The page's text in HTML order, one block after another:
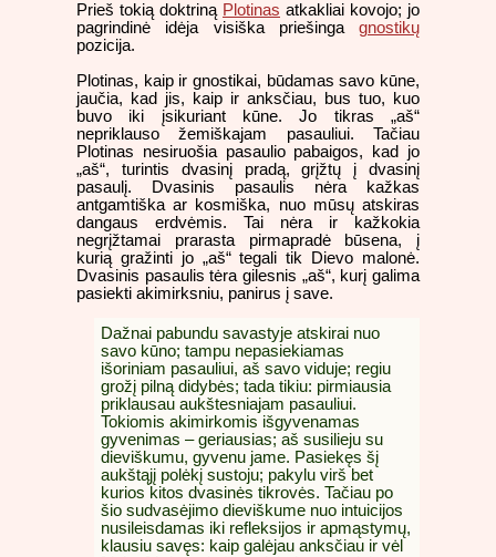
Prieš tokią doktriną Plotinas atkakliai kovojo; jo
pagrindinė idėja visiška priešinga gnostikų
pozicija.
Plotinas, kaip ir gnostikai, būdamas savo kūne,
jaučia, kad jis, kaip ir anksčiau, bus tuo, kuo
buvo iki įsikuriant kūne. Jo tikras „aš“
nepriklauso žemiškajam pasauliui. Tačiau
Plotinas nesiruošia pasaulio pabaigos, kad jo
„aš“, turintis dvasinį pradą, grįžtų į dvasinį
pasaulį. Dvasinis pasaulis nėra kažkas
antgamtiška ar kosmiška, nuo mūsų atskiras
dangaus erdvėmis. Tai nėra ir kažkokia
negrįžtamai prarasta pirmapradė būsena, į
kurią gražinti jo „aš“ tegali tik Dievo malonė.
Dvasinis pasaulis tėra gilesnis „aš“, kurį galima
pasiekti akimirksniu, panirus į save.
Dažnai pabundu savastyje atskirai nuo
savo kūno; tampu nepasiekiamas
išoriniam pasauliui, aš savo viduje; regiu
grožį pilną didybės; tada tikiu: pirmiausia
priklausau aukštesniajam pasauliui.
Tokiomis akimirkomis išgyvenamas
gyvenimas – geriausias; aš susilieju su
dieviškumu, gyvenu jame. Pasiekęs šį
aukštąjį polėkį sustoju; pakylu virš bet
kurios kitos dvasinės tikrovės. Tačiau po
šio sudvasėjimo dieviškume nuo intuicijos
nusileisdamas iki refleksijos ir apmąstymų,
klausiu savęs: kaip galėjau anksčiau ir vėl